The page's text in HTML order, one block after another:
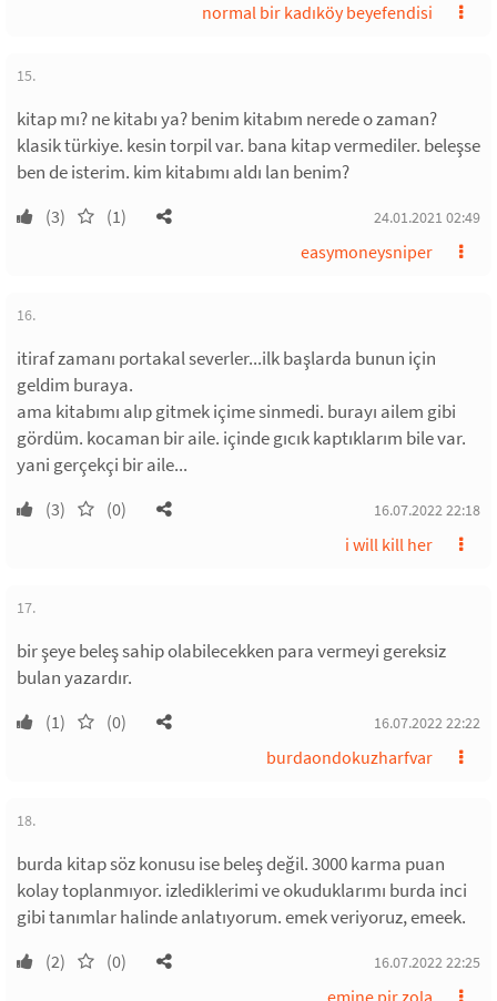
normal bir kadıköy beyefendisi
15.
kitap mı? ne kitabı ya? benim kitabım nerede o zaman?
klasik türkiye. kesin torpil var. bana kitap vermediler. beleşse
ben de isterim. kim kitabımı aldı lan benim?
(3) (1) 24.01.2021 02:49
easymoneysniper
16.
itiraf zamanı portakal severler...ilk başlarda bunun için
geldim buraya.
ama kitabımı alıp gitmek içime sinmedi. burayı ailem gibi
gördüm. kocaman bir aile. içinde gıcık kaptıklarım bile var.
yani gerçekçi bir aile...
(3) (0) 16.07.2022 22:18
i will kill her
17.
bir şeye beleş sahip olabilecekken para vermeyi gereksiz
bulan yazardır.
(1) (0) 16.07.2022 22:22
burdaondokuzharfvar
18.
burda kitap söz konusu ise beleş değil. 3000 karma puan
kolay toplanmıyor. izlediklerimi ve okuduklarımı burda inci
gibi tanımlar halinde anlatıyorum. emek veriyoruz, emeek.
(2) (0) 16.07.2022 22:25
emine pir zola